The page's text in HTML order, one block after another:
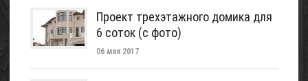
Проект трехэтажного домика для
6 соток (с фото)
06 мая 2017